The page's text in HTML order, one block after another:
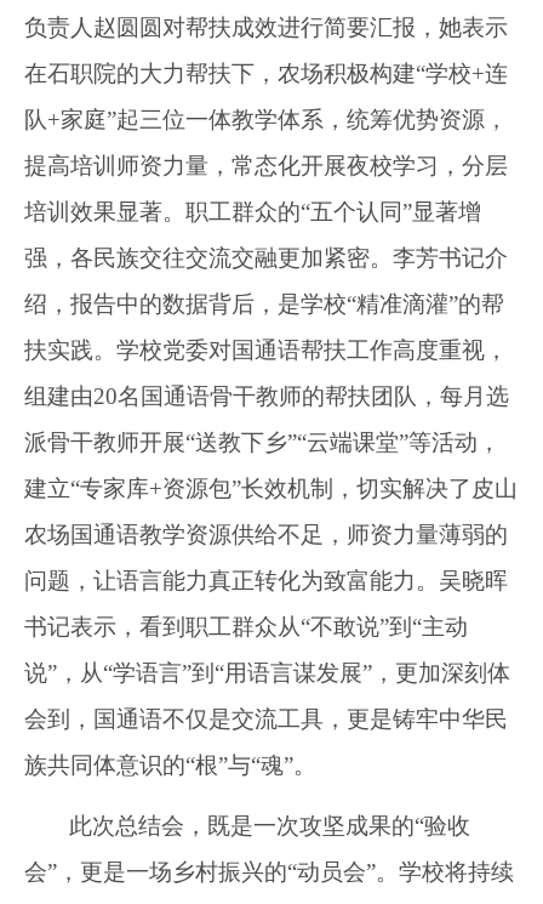
负责人赵圆圆对帮扶成效进行简要汇报 ，她表示
在石职院的大力帮扶下，农场积极构建“学校+连
队+家庭”起三位一体教学体系，统筹优势资源，
提高培训师资力量，常态化开展夜校学习，分层
培训效果显著。职工群众的“五个认同”显著增
强，各民族交往交流交融更加紧密。李芳书记介
绍，报告中的数据背后，是学校“精准滴灌”的帮
扶实践。学校党委对国通语帮扶工作高度重视，
组建由20名国通语骨干教师的帮扶团队，每月选
派骨干教师开展“送教下乡”“云端课堂”等活动 ，
建立“专家库+资源包”长效机制，切实解决了皮山
农场国通语教学资源供给不足 ， 师资力量薄弱的
问题 ，让语言能力真正转化为致富能力。吴晓晖
书记表示，看到职工群众从“不敢说”到 “主动
说” ，从“学语言”到 “用语言谋发展” ，更加深刻体
会到
， 国通语不仅是交流工具，更是铸牢中华民
族共同体意识的“根”与“魂”。
此次总结会，既是一次攻坚成果的“验收
会”，更是一场乡村振兴的“动员会”。学校将持续